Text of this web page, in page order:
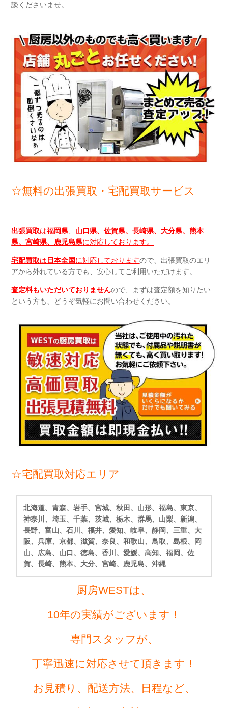
談くださいませ。
☆無料の出張買取・宅配買取サービス
出張買取は福岡県
山口県、佐賀県、長崎県、大分県、熊本
県、宮崎県、鹿児島県に対応しております。
宅配買取は 日本全国に対応しておりますので、出張買取のエリ
アから外れている方でも、安心してご利用いただけます。
査定料もいただいておりませんので、まずは査定額を知りたい
という方も、どうぞ気軽にお問い合わせください。
☆宅配買取対応エリア
北海道、青森、岩手、宮城、秋田、山形、福島、東京、
神奈川、埼玉、千葉、茨城、栃木、群馬、山梨、新潟、
長野、富山、石川、福井、愛知、岐阜、静岡、三重、大
阪、兵庫、京都、滋賀、奈良、和歌山、鳥取、島根、岡
山、広島、山口、徳島、香川、愛媛、高知、福岡、佐
賀、長崎、熊本、大分、宮崎、鹿児島、沖縄
厨房WESTは、
10年の実績がございます！
専門スタッフが、
丁寧迅速に対応させて頂きます！
お見積り、配送方法、日程など、